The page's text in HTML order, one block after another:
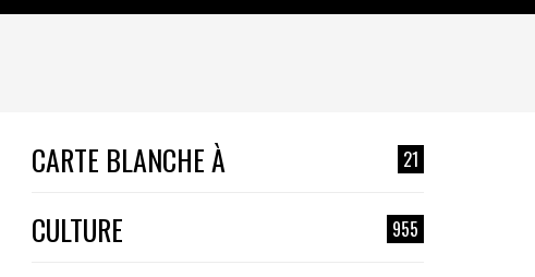
CARTE BLANCHE À 21
CULTURE 955